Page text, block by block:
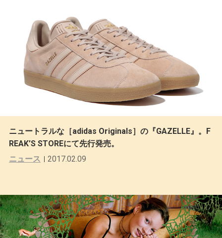
ニュートラルな［adidas Originals］の『GAZELLE』。F
REAK’S STOREにて先行発売。
ニュース
2017.02.09